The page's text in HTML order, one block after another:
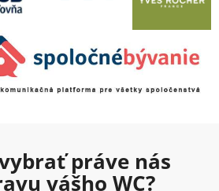
práve nás
vášho WC?